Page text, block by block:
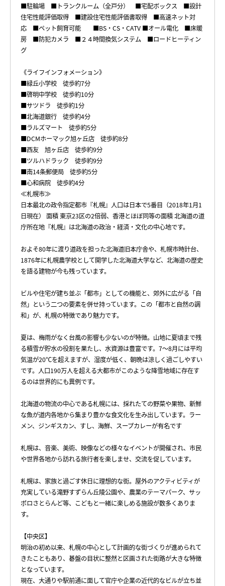
■駐輪場 ■トランクルーム（全戸分） ■宅配ボックス ■設計
住宅性能評価取得 ■建設住宅性能評価書取得 ■高速ネット対
応 ■ペット飼育可能 ■BS・CS・CATV ■オール電化 ■床暖
房 ■防犯カメラ ■２４時間換気システム ■ロードヒーティン
グ
《ライフインフォメーション》
■緑丘小学校 徒歩約7分
■啓明中学校 徒歩約10分
■サツドラ 徒歩約1分
■北海道銀行 徒歩約4分
■ラルズマート 徒歩約5分
■DCMホーマック旭ヶ丘店 徒歩約8分
■西友 旭ヶ丘店 徒歩約9分
■ツルハドラック 徒歩約9分
■南14条郵便局 徒歩約5分
■心和病院 徒歩約4分
≪札幌市≫
日本最北の政令指定都市『札幌』人口は日本で5番目（2018年1月1
日現在） 面積 東京23区の2倍弱、香港とほぼ同等の面積 北海道の道
庁所在地『札幌』は北海道の政治・経済・文化の中心地です。
およそ80年に渡り道政を担った北海道旧本庁舎や、札幌市時計台、
1876年に札幌農学校として開学した北海道大学など、北海道の歴史
を語る建物が今も残っています。
ビルや住宅が建ち並ぶ「都市」としての機能と、郊外に広がる「自
然」という二つの要素を併せ持っています。この「都市と自然の調
和」が、札幌の特徴であり魅力です。
夏は、梅雨がなく台風の影響も少ないのが特徴。山地に夏頃まで残
る積雪が貯水の役割を果たし、水資源は豊富です。7〜8月には平均
気温が20℃を超えますが、湿度が低く、朝晩は涼しく過ごしやすい
です。人口190万人を超える大都市がこのような降雪地域に存在す
るのは世界的にも異例です。
北海道の物流の中心である札幌には、採れたての野菜や果物、新鮮
な魚が道内各地から集まり豊かな食文化を生み出しています。ラー
メン、ジンギスカン、すし、海鮮、スープカレーが有名です
札幌は、音楽、美術、映像などの様々なイベントが開催され、市民
や世界各地から訪れる旅行者を楽しませ、交流を促しています。
札幌は、家族と過ごす休日に理想的な街。屋外のアクティビティが
充実している滝野すずらん丘陵公園や、農業のテーマパーク、サッ
ポロさとらんど等、こどもと一緒に楽しめる施設が数多くありま
す。
【中央区】
明治の初め以来、札幌の中心として計画的な街づくりが進められて
きたこともあり、碁盤の目状に整然と区画された街路が大きな特徴
となっています。
現在、大通りや駅前通に面して官庁や企業の近代的なビルが立ち並